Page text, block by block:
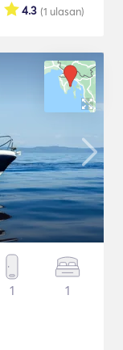
(1 ulasan)
4.3
1 1